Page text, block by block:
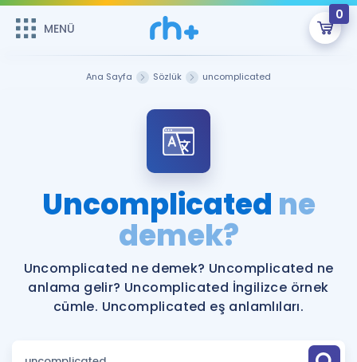
MENÜ
0
Şifremi Hatırlamıyorum
Sepetin Şu An Boş.
Remzi Hoca ile seni sınava hazırlayacak onlarca eğitim seni
bekliyor!
MENÜ
Katılımcı Görüşleri
Faydalı Araçlar
Ücretsiz Kaynaklar
İngilizce Gramer
Ana Sayfa Sözlük uncomplicated
Uncomplicated ne
demek?
Uncomplicated ne demek? Uncomplicated ne
anlama gelir? Uncomplicated İngilizce örnek
cümle. Uncomplicated eş anlamlıları.